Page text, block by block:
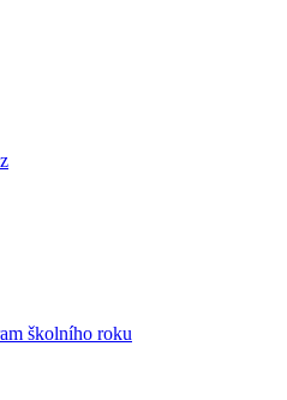
školního roku